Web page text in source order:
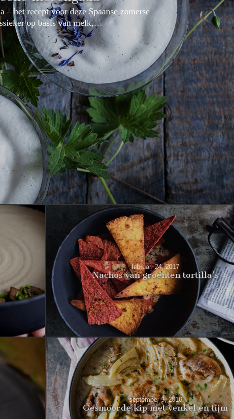
– het recept voor deze Spaanse zomerse
op basis van melk,…
februari 24, 2017
Nachos van groenten tortilla’s
september 9, 2016
Gesmoorde kip met venkel en tijm